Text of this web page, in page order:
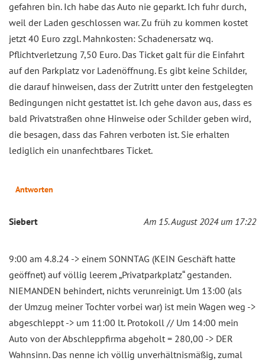
gefahren bin. Ich habe das Auto nie geparkt. Ich fuhr durch,
weil der Laden geschlossen war. Zu früh zu kommen kostet
jetzt 40 Euro zzgl. Mahnkosten: Schadenersatz wq.
Pflichtverletzung 7,50 Euro. Das Ticket galt für die Einfahrt
auf den Parkplatz vor Ladenöffnung. Es gibt keine Schilder,
die darauf hinweisen, dass der Zutritt unter den festgelegten
Bedingungen nicht gestattet ist. Ich gehe davon aus, dass es
bald Privatstraßen ohne Hinweise oder Schilder geben wird,
die besagen, dass das Fahren verboten ist. Sie erhalten
lediglich ein unanfechtbares Ticket.
Antworten
Siebert Am 15. August 2024 um 17:22
9:00 am 4.8.24 -> einem SONNTAG (KEIN Geschäft hatte
geöffnet) auf völlig leerem „Privatparkplatz“ gestanden.
NIEMANDEN behindert, nichts verunreinigt. Um 13:00 (als
der Umzug meiner Tochter vorbei war) ist mein Wagen weg ->
abgeschleppt -> um 11:00 lt. Protokoll // Um 14:00 mein
Auto von der Abschleppfirma abgeholt = 280,00 -> DER
Wahnsinn. Das nenne ich völlig unverhältnismäßig, zumal